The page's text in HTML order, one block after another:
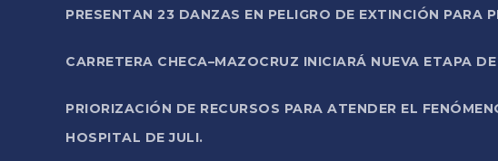
PRESENTAN 23 DANZAS EN PELIGRO DE EXTINCIÓN PARA
CARRETERA CHECA–MAZOCRUZ INICIARÁ NUEVA ETAPA
PRIORIZACIÓN DE RECURSOS PARA ATENDER EL
HOSPITAL DE JULI.